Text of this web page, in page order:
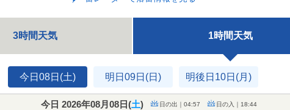
3時間天気 1時間天気
今日08日(土) 明日09日(日) 明後日10日(月)
今日 2026年08月08日(土) 日の出｜04:57 日の入｜18:44